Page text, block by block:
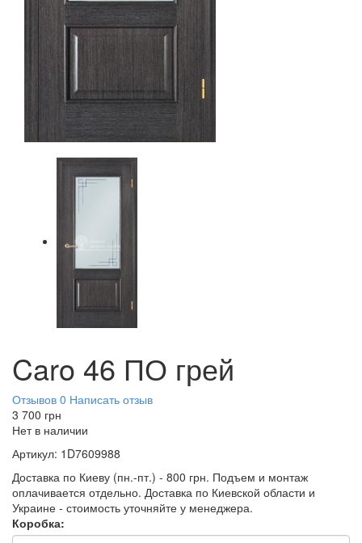
Caro 46 ПО грей
Отзывов 0 Написать отзыв
3 700 грн
Нет в наличии
Артикул: 1D7609988
Доставка по Киеву (пн.-пт.) - 800 грн. Подъем и монтаж
оплачивается отдельно. Доставка по Киевской области и
Украине - стоимость уточняйте у менеджера.
Коробка: